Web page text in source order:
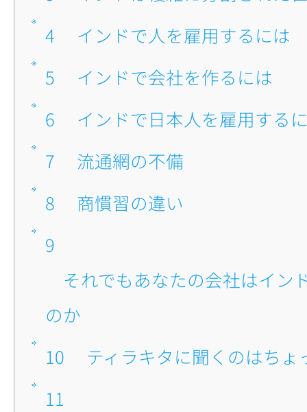
4
■インドで人を雇用するには
5
■インドで会社を作るには
6
■インドで日本人を雇用する
7
■流通網の不備
8
■商慣習の違い
9
のか
10
■ティラキタに聞くのはち
11